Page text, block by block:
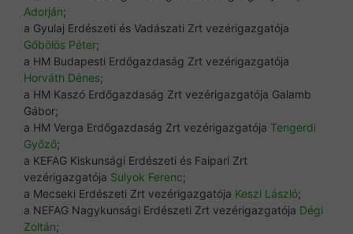
Adorján;
a Gyulaj Erdészeti és Vadászati Zrt vezérigazgatója
Gőbölös Péter;
a HM Budapesti Erdőgazdaság Zrt vezérigazgatója
Horváth Dénes;
a HM Kaszó Erdőgazdaság Zrt vezérigazgatója Galamb
Gábor;
a HM Verga Erdőgazdaság Zrt vezérigazgatója Tengerdi
Győző;
a KEFAG Kiskunsági Erdészeti és Faipari Zrt
vezérigazgatója Sulyok Ferenc;
a Mecseki Erdészeti Zrt vezérigazgatója Keszi László;
a NEFAG Nagykunsági Erdészeti Zrt vezérigazgatója Dégi
Zoltán;